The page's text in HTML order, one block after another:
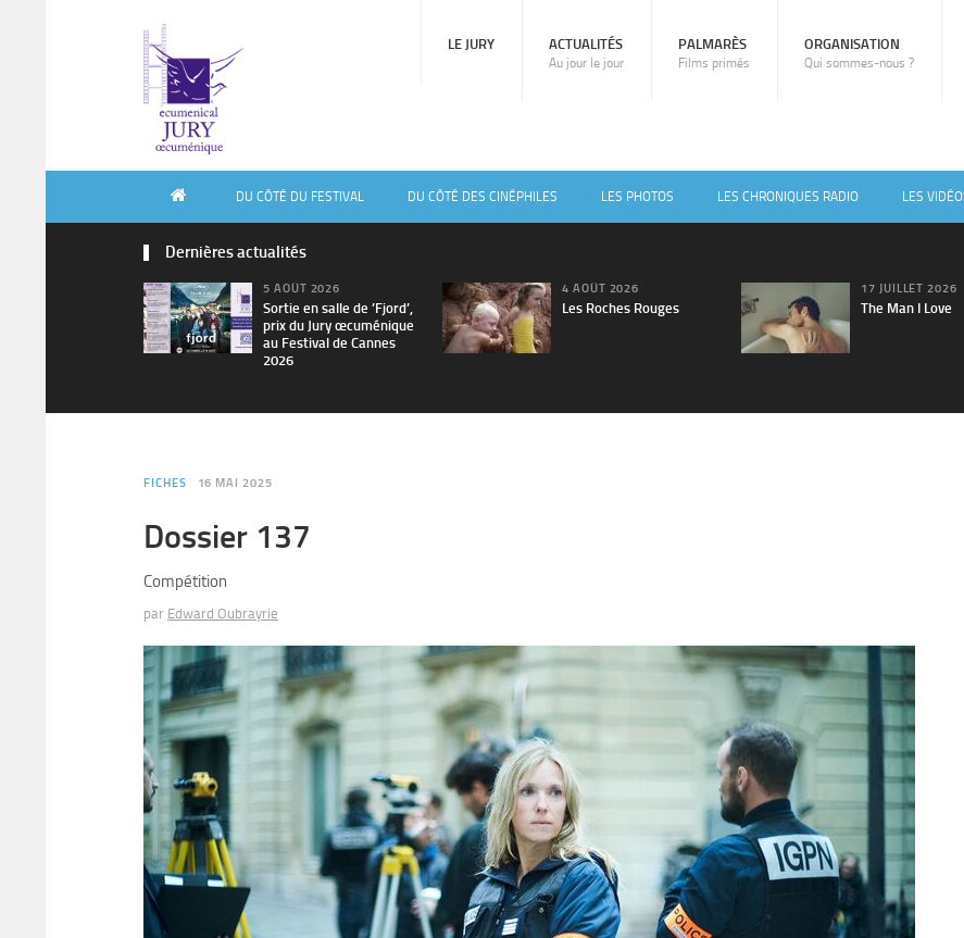
LE JURY ACTUALITÉS
Au jour le jour
PALMARÈS
Films primés
ORGANISATION
Qui sommes-nous ?
DU CÔTÉ DU FESTIVAL DU CÔTÉ DES CINÉPHILES LES PHOTOS LES CHRONIQUES RADIO LES
Dernières actualités
5 AOÛT 2026
Sortie en salle de ’Fjord’,
prix du Jury œcuménique
au Festival de Cannes
2026
4 AOÛT 2026
Les Roches Rouges
17 JUILLET 2026
The Man I Love
FICHES 16 MAI 2025
Dossier 137
Compétition
par Edward Oubrayrie